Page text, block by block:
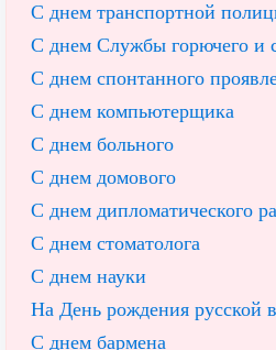
С днем транспортной
С днем Службы горючего и
С днем спонтанного
С днем компьютерщика
С днем больного
С днем домового
С днем дипломатического
С днем стоматолога
С днем науки
На День рождения русской
С днем бармена